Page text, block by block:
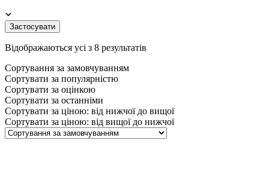
Застосувати
Відображаються усі з 8 результатів
Сортування за замовчуванням
Сортувати за популярністю
Сортувати за оцінкою
Сортувати за останніми
Сортувати за ціною: від нижчої до вищої
Сортувати за ціною: від вищої до нижчої